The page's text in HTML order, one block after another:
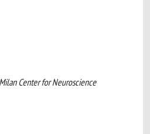
Center for Neuroscience